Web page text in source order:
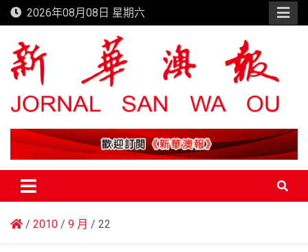
Skip
to
content
2026年08月08日 星期六
新華澳報
2010 9 月 22